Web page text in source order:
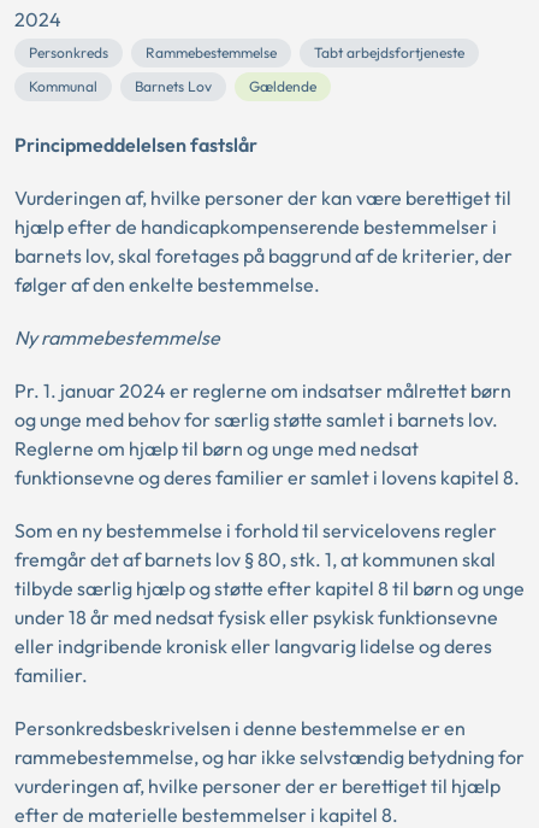
2024
Personkreds Rammebestemmelse
Tabt arbejdsfortjeneste
Kommunal
Barnets Lov Gældende
Principmeddelelsen fastslår
Vurderingen af, hvilke personer der kan være berettiget til
hjælp efter de handicapkompenserende bestemmelser i
barnets lov, skal foretages på baggrund af de kriterier, der
følger af den enkelte bestemmelse.
Ny rammebestemmelse
Pr. 1. januar 2024 er reglerne om indsatser målrettet børn
og unge med behov for særlig støtte samlet i barnets lov.
Reglerne om hjælp til børn og unge med nedsat
funktionsevne og deres familier er samlet i lovens kapitel 8.
Som en ny bestemmelse i forhold til servicelovens regler
fremgår det af barnets lov § 80, stk. 1, at kommunen skal
tilbyde særlig hjælp og støtte efter kapitel 8 til børn og unge
under 18 år med nedsat fysisk eller psykisk funktionsevne
eller indgribende kronisk eller langvarig lidelse og deres
familier.
Personkredsbeskrivelsen i denne bestemmelse er en
rammebestemmelse, og har ikke selvstændig betydning for
vurderingen af, hvilke personer der er berettiget til hjælp
efter de materielle bestemmelser i kapitel 8.